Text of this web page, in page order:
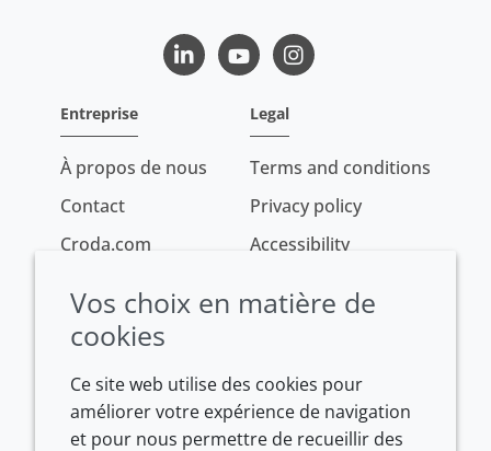
LinkedInYoutubeInstagram
Entreprise
À propos de nous
Contact
Croda.com
Legal
Terms and conditions
Privacy policy
Accessibility
Conditions of sale
Vos choix en matière de
cookies
Ce site web utilise des cookies pour
améliorer votre expérience de navigation
et pour nous permettre de recueillir des